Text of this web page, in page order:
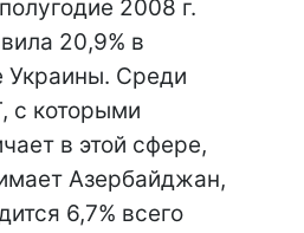
2008 г.
20,9% в
Украины. Среди
с которыми
в этой сфере,
Азербайджан,
6,7% всего